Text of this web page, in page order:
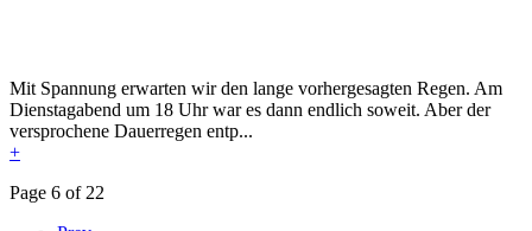
Mit Spannung erwarten wir den lange vorhergesagten Regen. Am
Dienstagabend um 18 Uhr war es dann endlich soweit. Aber der
versprochene Dauerregen entp...
+
Page 6 of 22